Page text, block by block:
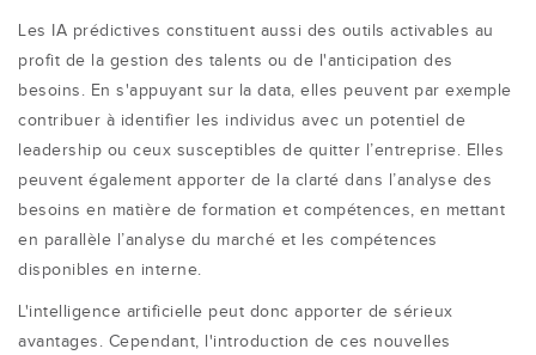
Les IA prédictives constituent aussi des outils activables au
profit de la gestion des talents ou de l'anticipation des
besoins. En s'appuyant sur la data, elles peuvent par exemple
contribuer à identifier les individus avec un potentiel de
leadership ou ceux susceptibles de quitter l’entreprise. Elles
peuvent également apporter de la clarté dans l’analyse des
besoins en matière de formation et compétences, en mettant
en parallèle l’analyse du marché et les compétences
disponibles en interne.
L'intelligence artificielle peut donc apporter de sérieux
avantages. Cependant, l'introduction de ces nouvelles